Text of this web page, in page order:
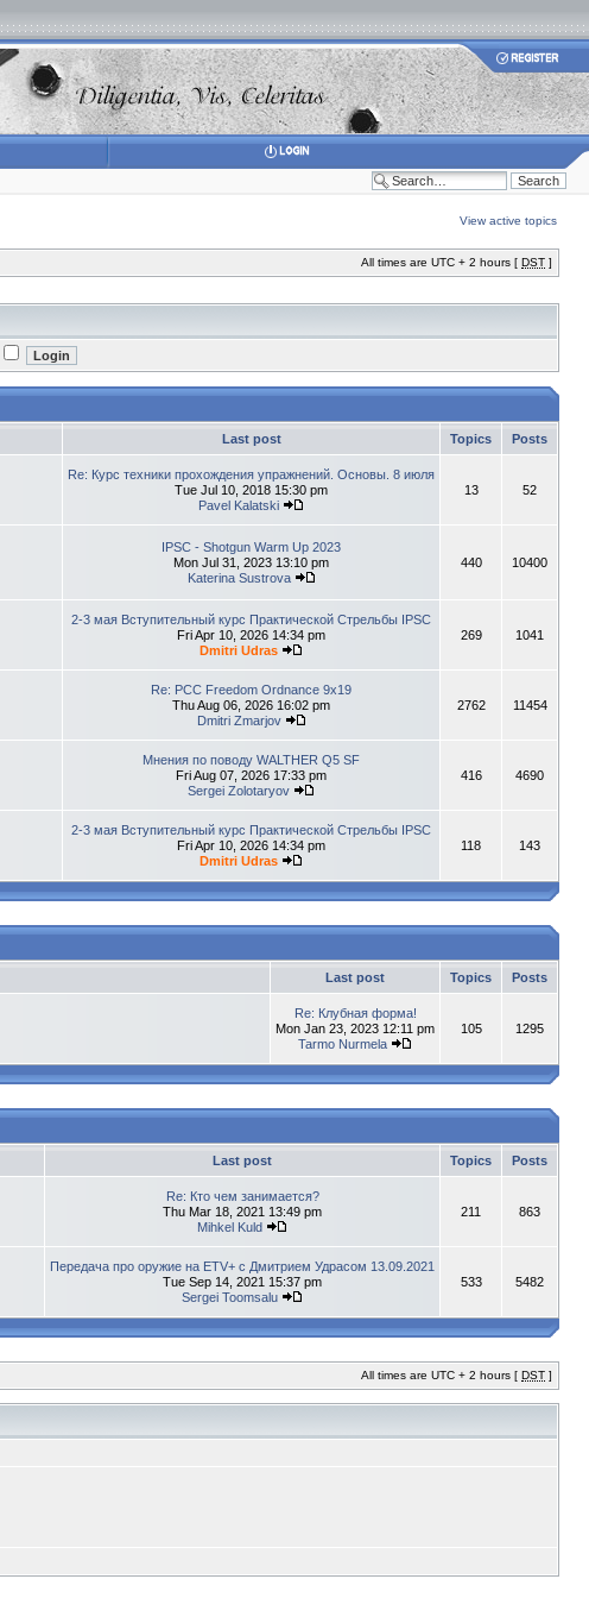
View active topics
All times are UTC + 2 hours [ DST ]
Last post Topics Posts
Re: Курс техники прохождения упражнений. Основы. 8 июля
Tue Jul 10, 2018 15:30 pm
Pavel Kalatski
13 52
IPSC - Shotgun Warm Up 2023
Mon Jul 31, 2023 13:10 pm
Katerina Sustrova
440 10400
2-3 мая Вступительный курс Практической Стрельбы IPSC
Fri Apr 10, 2026 14:34 pm
Dmitri Udras
269 1041
Re: PCC Freedom Ordnance 9x19
Thu Aug 06, 2026 16:02 pm
Dmitri Zmarjov
2762 11454
Мнения по поводу WALTHER Q5 SF
Fri Aug 07, 2026 17:33 pm
Sergei Zolotaryov
416 4690
2-3 мая Вступительный курс Практической Стрельбы IPSC
Fri Apr 10, 2026 14:34 pm
Dmitri Udras
118 143
Last post Topics Posts
Re: Клубная форма!
Mon Jan 23, 2023 12:11 pm
Tarmo Nurmela
105 1295
Last post Topics Posts
Re: Кто чем занимается?
Thu Mar 18, 2021 13:49 pm
Mihkel Kuld
211 863
Передача про оружие на ETV+ с Дмитрием Удрасом 13.09.2021
Tue Sep 14, 2021 15:37 pm
Sergei Toomsalu
533 5482
All times are UTC + 2 hours [ DST ]